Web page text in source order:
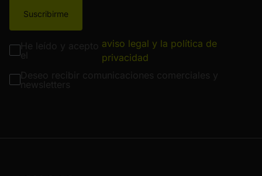
Suscribirme
aviso legal y la política de
privacidad